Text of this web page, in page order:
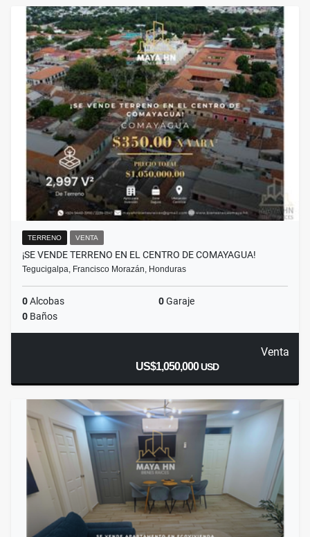
TERRENO VENTA
¡SE VENDE TERRENO EN EL CENTRO DE COMAYAGUA!
Tegucigalpa, Francisco Morazán, Honduras
0Alcobas 0Garaje
0 Baños
Venta
US$1,050,000USD